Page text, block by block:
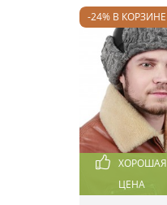
-24% В КОРЗИНЕ
ХОРОШАЯ
ЦЕНА